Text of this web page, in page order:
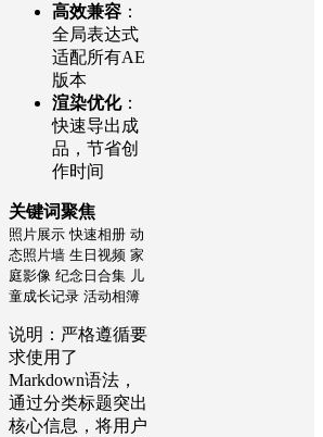
高效兼容 ：
全局表达式
适配所有AE
版本
渲染优化：
快速导出成
品，节省创
作时间
关键词聚焦
照片展示 快速相册 动
态照片墙 生日视频 家
庭影像 纪念日合集 儿
童成长记录 活动相簿
说明：严格遵循要
求使用了
Markdown语法，
通过分类标题突出
核心信息，将用户